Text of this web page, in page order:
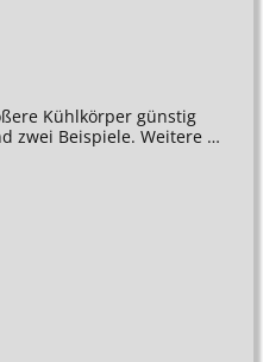
Kühlkörper günstig
zwei Beispiele. Weitere …